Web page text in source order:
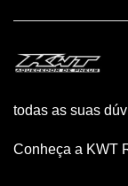
todas as suas
Conheça a KWT